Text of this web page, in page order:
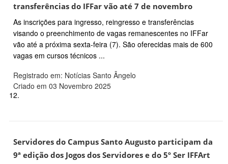
transferências do IFFar vão até 7 de novembro
As inscrições para ingresso, reingresso e transferências
visando o preenchimento de vagas remanescentes no IFFar
vão até a próxima sexta-feira (7). São oferecidas mais de 600
vagas em cursos técnicos ...
Registrado em: Notícias Santo Ângelo
Criado em 03 Novembro 2025
12.
Servidores do Campus Santo Augusto participam da
9ª edição dos Jogos dos Servidores e do 5º Ser IFFArt